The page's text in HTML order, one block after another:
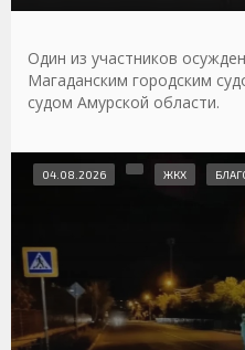
Один из участников
Магаданским городским
судом Амурской области.
04.08.2026 ЖКХ